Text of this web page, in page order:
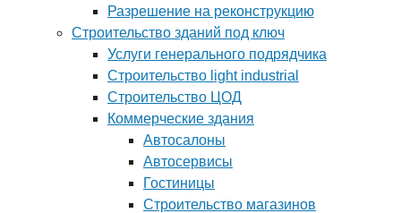
Разрешение на реконструкцию
Строительство зданий под ключ
Услуги генерального подрядчика
Строительство light industrial
Строительство ЦОД
Коммерческие здания
Автосалоны
Автосервисы
Гостиницы
Строительство магазинов